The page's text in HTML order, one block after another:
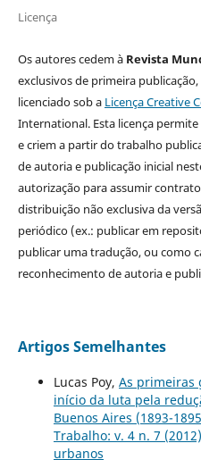
Licença
Os autores cedem à Revista
exclusivos de primeira
licenciado sob a Licença Creative
International. Esta licença
e criem a partir do trabalho
de autoria e publicação inicial
autorização para assumir
distribuição não exclusiva da
periódico (ex.: publicar em
publicar uma tradução, ou como
reconhecimento de autoria e
Artigos Semelhantes
Lucas Poy, As primeiras
início da luta pela
Buenos Aires (1893-
Trabalho: v. 4 n. 7
urbanos